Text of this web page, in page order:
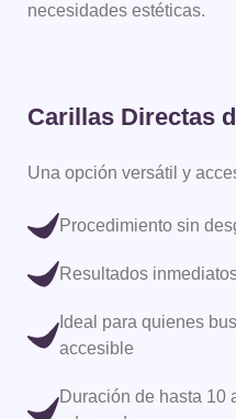
necesidades estéticas.
Carillas Directas
Una opción versátil y
Procedimiento sin
Resultados
Ideal para quienes
accesible
Duración de hasta 10